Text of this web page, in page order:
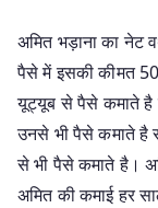
अमित भड़ाना का नेट
पैसे में इसकी कीमत
यूट्यूब से पैसे कमाते है
उनसे भी पैसे कमाते है
से भी पैसे कमाते है।
अमित की कमाई हर